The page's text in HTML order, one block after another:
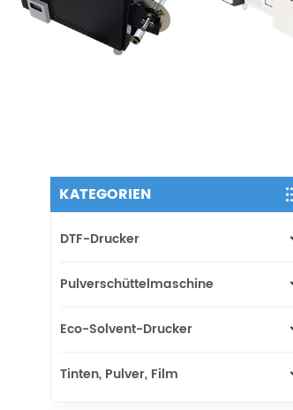
KATEGORIEN
DTF-Drucker
Pulverschüttelmaschine
Eco-Solvent-Drucker
Tinten, Pulver, Film